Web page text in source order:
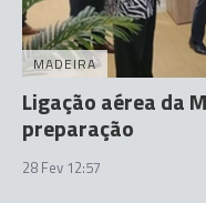
MADEIRA
Ligação aérea da
preparação
28 Fev 12:57